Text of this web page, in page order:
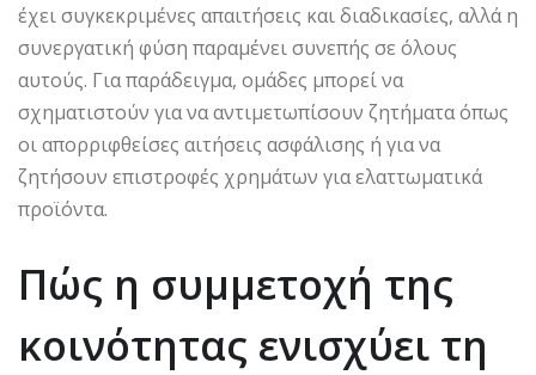
έχει συγκεκριμένες απαιτήσεις και διαδικασίες, αλλά η
συνεργατική φύση παραμένει συνεπής σε όλους
αυτούς. Για παράδειγμα, ομάδες μπορεί να
σχηματιστούν για να αντιμετωπίσουν ζητήματα όπως
οι απορριφθείσες αιτήσεις ασφάλισης ή για να
ζητήσουν επιστροφές χρημάτων για ελαττωματικά
προϊόντα.
Πώς η συμμετοχή της
κοινότητας ενισχύει τη